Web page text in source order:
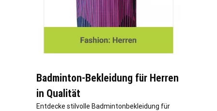
Badminton-Bekleidung für Herren
in Qualität
Entdecke stilvolle Badmintonbekleidung für